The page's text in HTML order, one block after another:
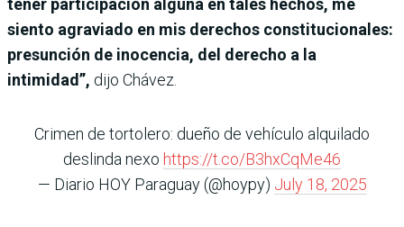
siento agraviado en mis derechos constitucionales:
presunción de inocencia, del derecho a la
intimidad”, dijo Chávez.
Crimen de tortolero: dueño de vehículo alquilado
deslinda nexo https://t.co/B3hxCqMe46
— Diario HOY Paraguay (@hoypy) July 18, 2025